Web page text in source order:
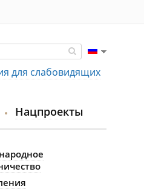
для слабовидящих
Нацпроекты